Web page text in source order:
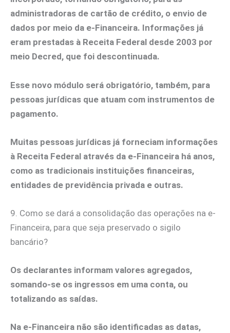
administradoras de cartão de crédito, o envio de
dados por meio da e-Financeira. Informações já
eram prestadas à Receita Federal desde 2003 por
meio Decred, que foi descontinuada.
Esse novo módulo será obrigatório, também, para
pessoas jurídicas que atuam com instrumentos de
pagamento.
Muitas pessoas jurídicas já forneciam informações
à Receita Federal através da e-Financeira há anos,
como as tradicionais instituições financeiras,
entidades de previdência privada e outras.
9. Como se dará a consolidação das operações na e-
Financeira, para que seja preservado o sigilo
bancário?
Os declarantes informam valores agregados,
somando-se os ingressos em uma conta, ou
totalizando as saídas.
Na e-Financeira não são identificadas as datas,